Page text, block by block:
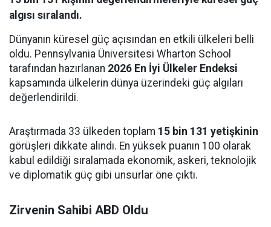
algısı sıralandı.
Dünyanın küresel güç açısından en etkili ülkeleri belli
oldu. Pennsylvania Üniversitesi Wharton School
tarafından hazırlanan 2026 En İyi Ülkeler Endeksi
kapsamında ülkelerin dünya üzerindeki güç algıları
değerlendirildi.
Araştırmada 33 ülkeden toplam 15 bin 131 yetişkinin
görüşleri dikkate alındı. En yüksek puanın 100 olarak
kabul edildiği sıralamada ekonomik, askeri, teknolojik
ve diplomatik güç gibi unsurlar öne çıktı.
Zirvenin Sahibi ABD Oldu